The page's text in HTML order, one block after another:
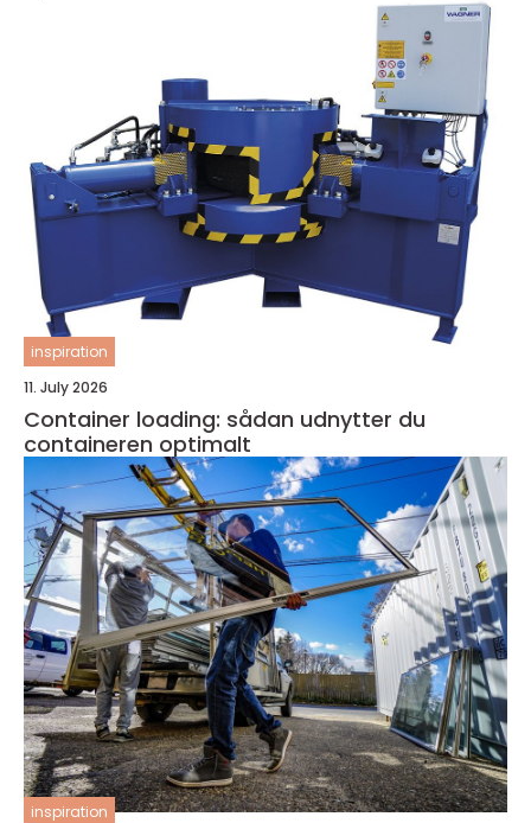
inspiration
11. July 2026
Container loading: sådan udnytter du
containeren optimalt
inspiration